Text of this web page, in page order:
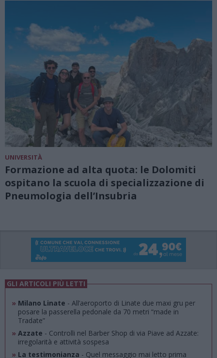
UNIVERSITÀ
Formazione ad alta quota: le Dolomiti
ospitano la scuola di specializzazione di
Pneumologia dell’Insubria
GLI ARTICOLI PIÙ LETTI
» Milano Linate - All’aeroporto di Linate due maxi gru per
posare la passerella pedonale da 70 metri “made in
Tradate”
» Azzate - Controlli nel Barber Shop di via Piave ad Azzate:
irregolarità e attività sospesa
» La testimonianza - Quel messaggio mai letto prima